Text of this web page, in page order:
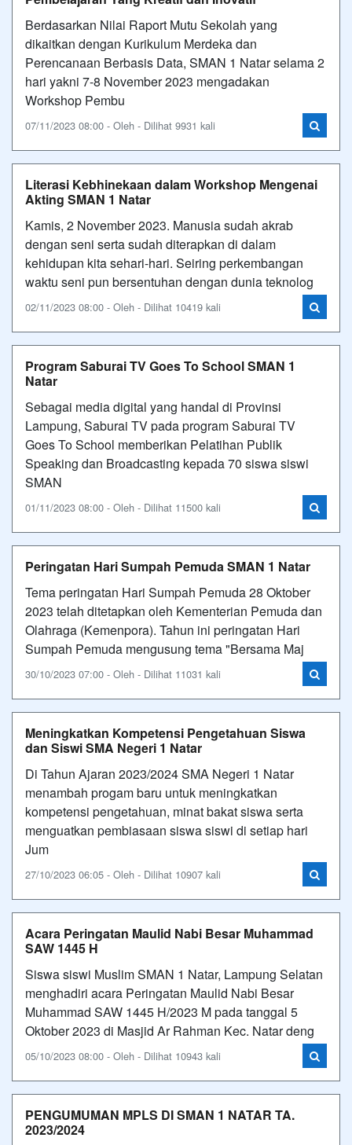
Berdasarkan Nilai Raport Mutu Sekolah yang
dikaitkan dengan Kurikulum Merdeka dan
Perencanaan Berbasis Data, SMAN 1 Natar selama 2
hari yakni 7-8 November 2023 mengadakan
Workshop Pembu
07/11/2023 08:00 - Oleh - Dilihat 9931 kali
Literasi Kebhinekaan dalam Workshop Mengenai
Akting SMAN 1 Natar
Kamis, 2 November 2023. Manusia sudah akrab
dengan seni serta sudah diterapkan di dalam
kehidupan kita sehari-hari. Seiring perkembangan
waktu seni pun bersentuhan dengan dunia teknolog
02/11/2023 08:00 - Oleh - Dilihat 10419 kali
Program Saburai TV Goes To School SMAN 1
Natar
Sebagai media digital yang handal di Provinsi
Lampung, Saburai TV pada program Saburai TV
Goes To School memberikan Pelatihan Publik
Speaking dan Broadcasting kepada 70 siswa siswi
SMAN
01/11/2023 08:00 - Oleh - Dilihat 11500 kali
Peringatan Hari Sumpah Pemuda SMAN 1 Natar
Tema peringatan Hari Sumpah Pemuda 28 Oktober
2023 telah ditetapkan oleh Kementerian Pemuda dan
Olahraga (Kemenpora). Tahun ini peringatan Hari
Sumpah Pemuda mengusung tema "Bersama Maj
30/10/2023 07:00 - Oleh - Dilihat 11031 kali
Meningkatkan Kompetensi Pengetahuan Siswa
dan Siswi SMA Negeri 1 Natar
Di Tahun Ajaran 2023/2024 SMA Negeri 1 Natar
menambah progam baru untuk meningkatkan
kompetensi pengetahuan, minat bakat siswa serta
menguatkan pembiasaan siswa siswi di setiap hari
Jum
27/10/2023 06:05 - Oleh - Dilihat 10907 kali
Acara Peringatan Maulid Nabi Besar Muhammad
SAW 1445 H
Siswa siswi Muslim SMAN 1 Natar, Lampung Selatan
menghadiri acara Peringatan Maulid Nabi Besar
Muhammad SAW 1445 H/2023 M pada tanggal 5
Oktober 2023 di Masjid Ar Rahman Kec. Natar deng
05/10/2023 08:00 - Oleh - Dilihat 10943 kali
PENGUMUMAN MPLS DI SMAN 1 NATAR TA.
2023/2024